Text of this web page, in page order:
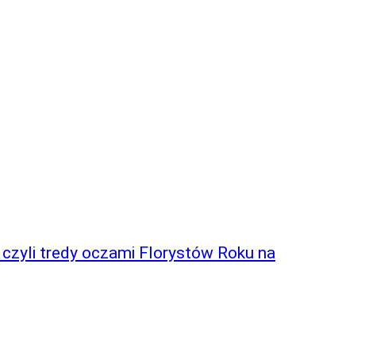
tredy oczami Florystów Roku na